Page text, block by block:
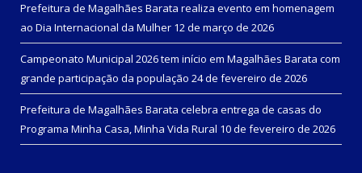
Prefeitura de Magalhães Barata realiza evento em homenagem
ao Dia Internacional da Mulher 12 de março de 2026
Campeonato Municipal 2026 tem início em Magalhães Barata com
grande participação da população 24 de fevereiro de 2026
Prefeitura de Magalhães Barata celebra entrega de casas do
Programa Minha Casa, Minha Vida Rural 10 de fevereiro de 2026